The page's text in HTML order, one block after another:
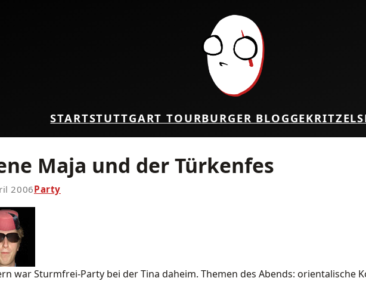
STARTSTUTTGART TOURBURGER BLOGGEKRITZEL
Maja und der Türkenfes
2006Party
war Sturmfrei-Party bei der Tina daheim. Themen des Abends: orientalische